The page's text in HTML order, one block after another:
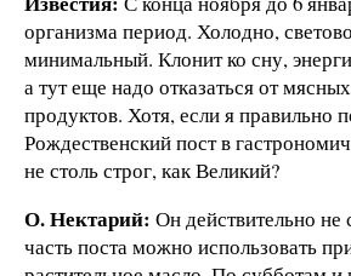
организма период. Холодно,
минимальный. Клонит ко сну,
а тут еще надо отказаться от
продуктов. Хотя, если я правильно
Рождественский пост в
не столь строг, как Великий?
О. Нектарий: Он действительно
часть поста можно использовать